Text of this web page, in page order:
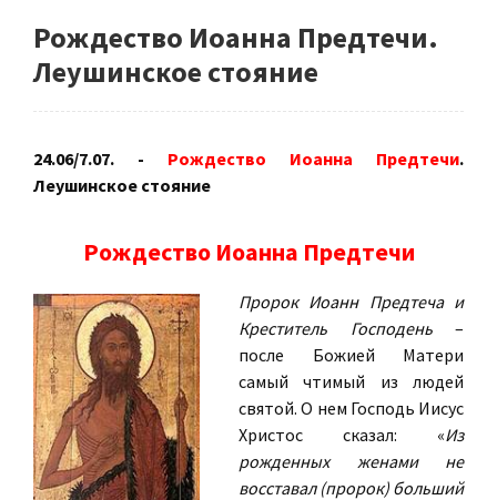
Рождество Иоанна Предтечи.
Леушинское стояние
24.06/7.07. - Рождество Иоанна Предтечи.
Леушинское стояние
Рождество Иоанна Предтечи
Пророк Иоанн Предтеча и
Креститель Господень–
после Божией Матери
самый чтимый из людей
святой. О нем Господь Иисус
Христос сказал: «Из
рожденных женами не
восставал (пророк) больший